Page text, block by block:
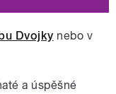
Dvojky nebo v
a úspěšné